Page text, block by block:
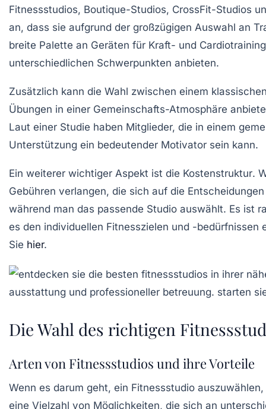
Fitnessstudios, Boutique-Studios, CrossFit-Studios
an, dass sie aufgrund der großzügigen Auswahl an
breite Palette an Geräten für Kraft- und Cardiotraining
unterschiedlichen Schwerpunkten anbieten.
Zusätzlich kann die Wahl zwischen einem
Übungen in einer Gemeinschafts-Atmosphäre
Laut einer Studie haben Mitglieder, die in einem
Unterstützung ein bedeutender Motivator sein kann.
Ein weiterer wichtiger Aspekt ist die Kostenstruktur.
Gebühren verlangen, die sich auf die
während man das passende Studio auswählt. Es ist
es den individuellen Fitnesszielen und -
Sie hier.
Die Wahl des richtigen
Arten von Fitnessstudios und ihre Vorteile
Wenn es darum geht, ein Fitnessstudio
eine Vielzahl von Möglichkeiten, die sich an